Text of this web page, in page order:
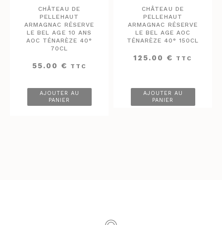
CHÂTEAU DE
PELLEHAUT
ARMAGNAC RÉSERVE
LE BEL AGE 10 ANS
AOC TÉNARÈZE 40°
70CL
55.00 € TTC
AJOUTER AU
PANIER
CHÂTEAU DE
PELLEHAUT
ARMAGNAC RÉSERVE
LE BEL AGE AOC
TÉNARÈZE 40° 150CL
125.00 € TTC
AJOUTER AU
PANIER